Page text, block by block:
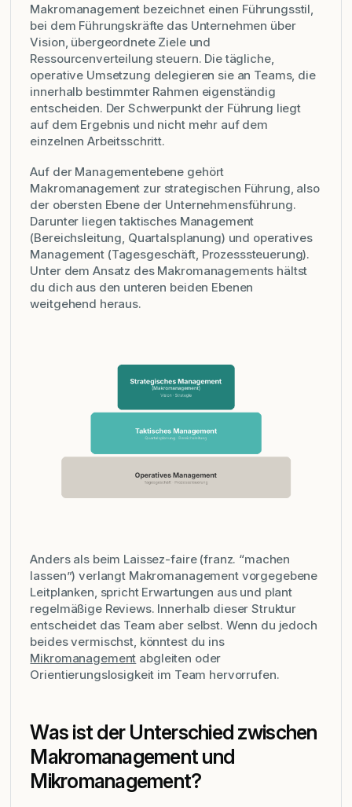
Makromanagement bezeichnet einen Führungsstil,
bei dem Führungskräfte das Unternehmen über
Vision, übergeordnete Ziele und
Ressourcenverteilung steuern. Die tägliche,
operative Umsetzung delegieren sie an Teams, die
innerhalb bestimmter Rahmen eigenständig
entscheiden. Der Schwerpunkt der Führung liegt
auf dem Ergebnis und nicht mehr auf dem
einzelnen Arbeitsschritt.
Auf der Managementebene gehört
Makromanagement zur strategischen Führung, also
der obersten Ebene der Unternehmensführung.
Darunter liegen taktisches Management
(Bereichsleitung, Quartalsplanung) und operatives
Management (Tagesgeschäft, Prozesssteuerung).
Unter dem Ansatz des Makromanagements hältst
du dich aus den unteren beiden Ebenen
weitgehend heraus.
Anders als beim Laissez-faire (franz. “machen
lassen”) verlangt Makromanagement vorgegebene
Leitplanken, spricht Erwartungen aus und plant
regelmäßige Reviews. Innerhalb dieser Struktur
entscheidet das Team aber selbst. Wenn du jedoch
beides vermischst, könntest du ins
Mikromanagement abgleiten oder
Orientierungslosigkeit im Team hervorrufen.
Was ist der Unterschied zwischen
Makromanagement und
Mikromanagement?